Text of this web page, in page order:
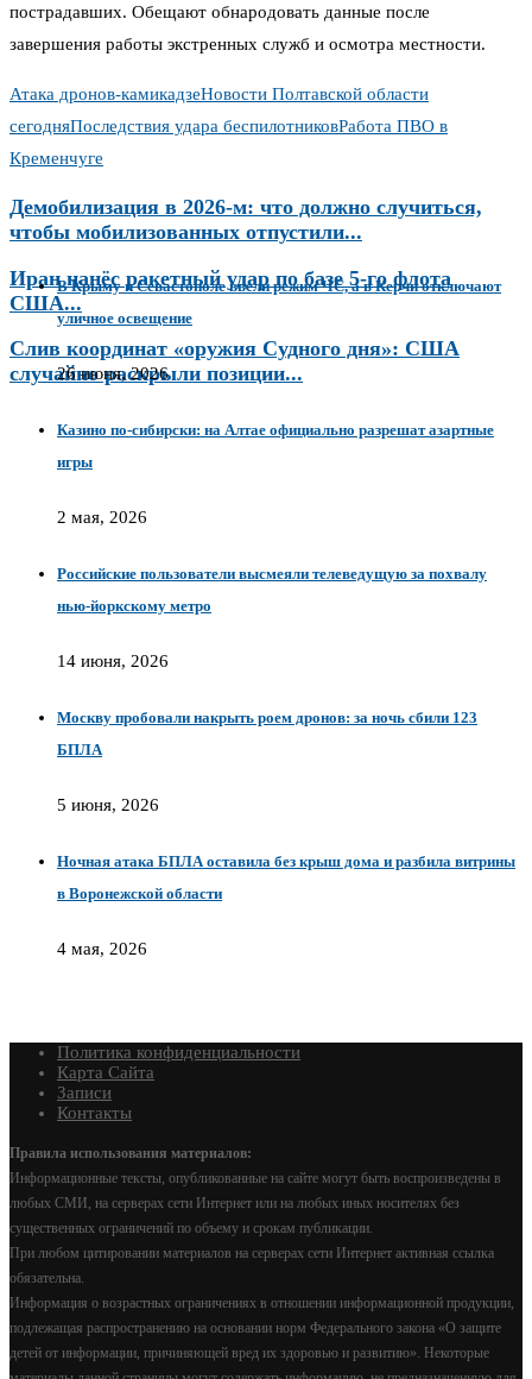
пострадавших. Обещают обнародовать данные после
завершения работы экстренных служб и осмотра местности.
Атака дронов-камикадзеНовости Полтавской области
сегодняПоследствия удара беспилотниковРабота ПВО в
Кременчуге
Демобилизация в 2026-м: что должно случиться,
чтобы мобилизованных отпустили...
Иран нанёс ракетный удар по базе 5-го флота
США...
Слив координат «оружия Судного дня»: США
случайно раскрыли позиции...
В Крыму и Севастополе ввели режим ЧС, а в Керчи отключают
уличное освещение
26 июня, 2026
Казино по-сибирски: на Алтае официально разрешат азартные
игры
2 мая, 2026
Российские пользователи высмеяли телеведущую за похвалу
нью-йоркскому метро
14 июня, 2026
Москву пробовали накрыть роем дронов: за ночь сбили 123
БПЛА
5 июня, 2026
Ночная атака БПЛА оставила без крыш дома и разбила витрины
в Воронежской области
4 мая, 2026
Политика конфиденциальности
Карта Сайта
Записи
Контакты
Правила использования материалов:
Информационные тексты, опубликованные на сайте могут быть воспроизведены в
любых СМИ, на серверах сети Интернет или на любых иных носителях без
существенных ограничений по объему и срокам публикации.
При любом цитировании материалов на серверах сети Интернет активная ссылка
обязательна.
Информация о возрастных ограничениях в отношении информационной продукции,
подлежащая распространению на основании норм Федерального закона «О защите
детей от информации, причиняющей вред их здоровью и развитию». Некоторые